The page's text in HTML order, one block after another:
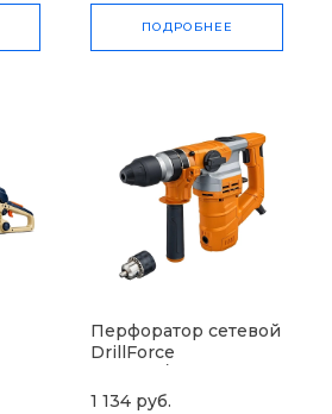
ПОДРОБНЕЕ
Перфоратор сетевой
DrillForce
1 134 руб.